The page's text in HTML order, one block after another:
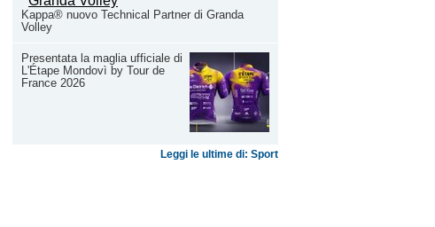
Kappa® nuovo Technical Partner di Granda
Volley
Presentata la maglia ufficiale di
L'Étape Mondovì by Tour de
France 2026
Leggi le ultime di: Sport